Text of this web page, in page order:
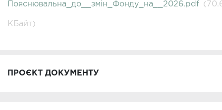
Пояснювальна_до__змін_Фонду_на__2026.pdf
КБайт)
ПРОЄКТ ДОКУМЕНТУ